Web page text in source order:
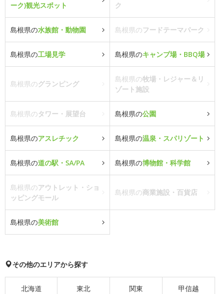
ーク)観光スポット
ク
島根県の水族館・動物園 島根県のフードテーマパーク
島根県の工場見学 島根県のキャンプ場・BBQ場
島根県のグランピング
島根県の牧場・レジャー＆リ
ゾート施設
島根県のタワー・展望台 島根県の公園
島根県のアスレチック 島根県の温泉・スパリゾート
島根県の道の駅・SA/PA 島根県の博物館・科学館
島根県のアウトレット・ショ
ッピングモール
島根県の商業施設・百貨店
島根県の美術館
その他のエリアから探す
北海道 東北 関東 甲信越